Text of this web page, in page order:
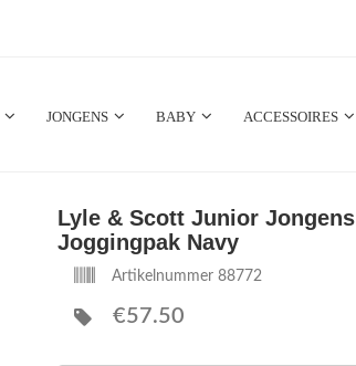
JONGENS BABY ACCESSOIRES
Lyle & Scott Junior Jongens
Joggingpak Navy
Artikelnummer 88772
€57.50